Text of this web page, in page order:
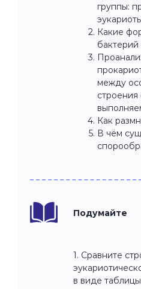
группы:
Какие
бактерий
между
строения
Как
В чём
Подумайте
1. Сравните
в виде